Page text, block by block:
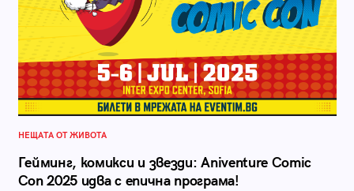
НЕЩАТА ОТ ЖИВОТА
Гейминг, комикси и звезди: Aniventure Comic
Con 2025 идва с епична програма!